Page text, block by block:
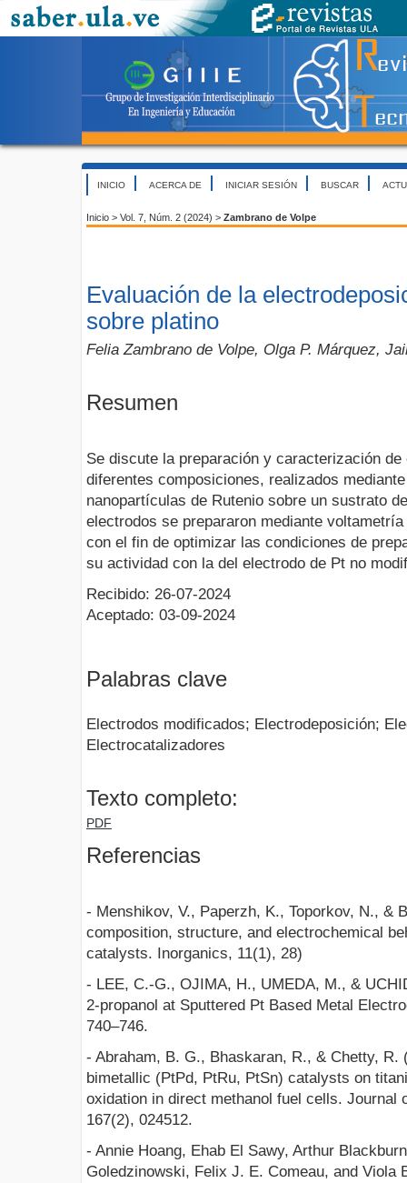
INICIO ACERCA DE INICIAR SESIÓN BUSCAR
Inicio > Vol. 7, Núm. 2 (2024) > Zambrano de Volpe
Evaluación de la
sobre platino
Felia Zambrano de Volpe, Olga P. Márquez,
Resumen
Se discute la preparación y caracterización
diferentes composiciones, realizados
nanopartículas de Rutenio sobre un sustrato
electrodos se prepararon mediante
con el fin de optimizar las condiciones de
su actividad con la del electrodo de Pt no
Recibido: 26-07-2024
Aceptado: 03-09-2024
Palabras clave
Electrodos modificados; Electrodeposición;
Electrocatalizadores
Texto completo:
PDF
Referencias
- Menshikov, V., Paperzh, K., Toporkov, N., &
composition, structure, and electrochemical
catalysts. Inorganics, 11(1), 28)
- LEE, C.-G., OJIMA, H., UMEDA, M., &
2-propanol at Sputtered Pt Based Metal
740–746.
- Abraham, B. G., Bhaskaran, R., & Chetty, R.
bimetallic (PtPd, PtRu, PtSn) catalysts on
oxidation in direct methanol fuel cells. Journal
167(2), 024512.
- Annie Hoang, Ehab El Sawy, Arthur
Goledzinowski, Felix J. E. Comeau, and Viola